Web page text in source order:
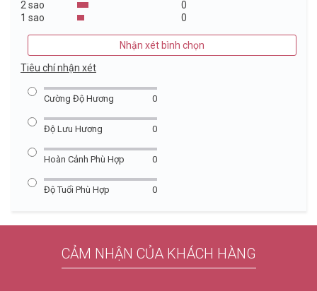
2 sao
0
1 sao
0
Nhận xét bình chọn
Tiêu chí nhận xét
Cường Độ Hương 0
Độ Lưu Hương 0
Hoàn Cảnh Phù Hợp 0
Độ Tuổi Phù Hợp 0
CẢM NHẬN CỦA KHÁCH HÀNG